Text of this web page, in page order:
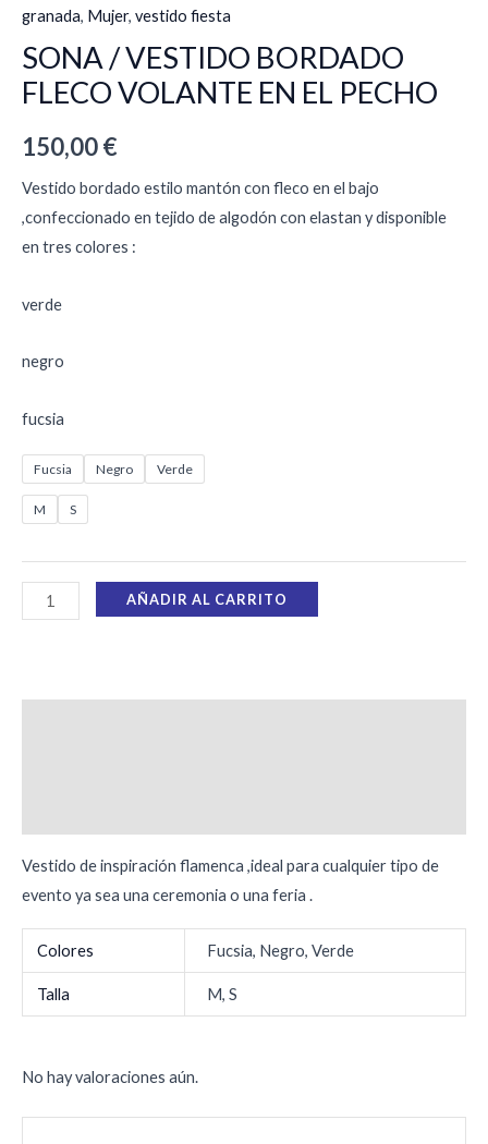
granada, Mujer, vestido fiesta
SONA / VESTIDO BORDADO
FLECO VOLANTE EN EL PECHO
150,00€
Vestido bordado estilo mantón con fleco en el bajo
,confeccionado en tejido de algodón con elastan y disponible
en tres colores :
verde
negro
fucsia
Fucsia Negro Verde
M S
AÑADIR AL CARRITO
Vestido de inspiración flamenca ,ideal para cualquier tipo de
evento ya sea una ceremonia o una feria .
Colores Fucsia, Negro, Verde
Talla M, S
No hay valoraciones aún.